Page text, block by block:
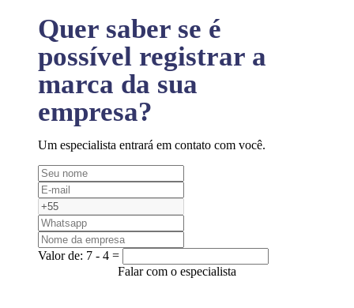
Quer saber se é
possível registrar a
marca da sua
empresa?
Um especialista entrará em contato com você.
Valor de: 7 - 4 =
Falar com o especialista